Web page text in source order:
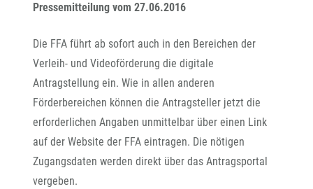
Pressemitteilung vom 27.06.2016
Die FFA führt ab sofort auch in den Bereichen der
Verleih- und Videoförderung die digitale
Antragstellung ein. Wie in allen anderen
Förderbereichen können die Antragsteller jetzt die
erforderlichen Angaben unmittelbar über einen Link
auf der Website der FFA eintragen. Die nötigen
Zugangsdaten werden direkt über das Antragsportal
vergeben.